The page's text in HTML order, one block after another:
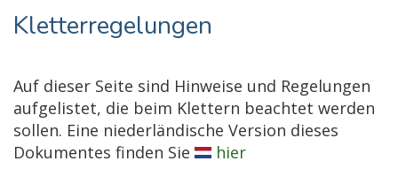
Kletterregelungen
Auf dieser Seite sind Hinweise und Regelungen
aufgelistet, die beim Klettern beachtet werden
sollen. Eine niederländische Version dieses
Dokumentes finden Sie
hier